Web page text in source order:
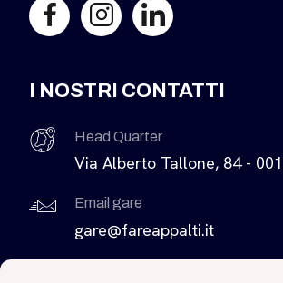
I NOSTRI CONTATTI
Head Quarter
Via Alberto Tallone, 84 -
Email gare
gare@fareappalti.it